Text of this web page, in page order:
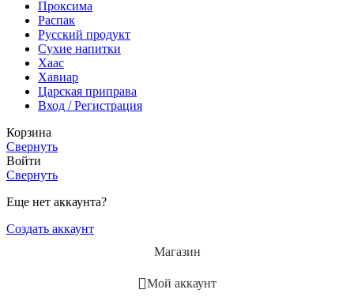
Проксима
Распак
Русский продукт
Сухие напитки
Хаас
Хавиар
Царская приправа
Вход / Регистрация
Корзина
Свернуть
Войти
Свернуть
Еще нет аккаунта?
Создать аккаунт
Магазин
Мой аккаунт